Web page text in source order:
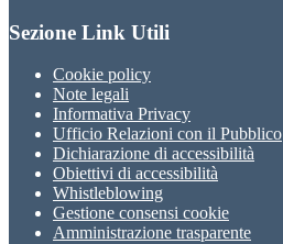
Sezione Link Utili
Cookie policy
Note legali
Informativa Privacy
Ufficio Relazioni con il Pubblico
Dichiarazione di accessibilità
Obiettivi di accessibilità
Whistleblowing
Gestione consensi cookie
Amministrazione trasparente